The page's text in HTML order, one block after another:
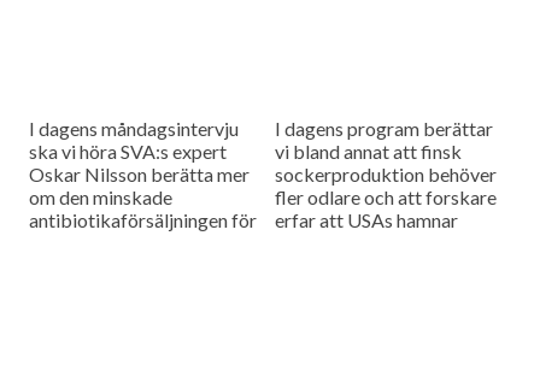
I dagens måndagsintervju
ska vi höra SVA:s expert
Oskar Nilsson berätta mer
om den minskade
antibiotikaförsäljningen för
I dagens program berättar
vi bland annat att finsk
sockerproduktion behöver
fler odlare och att forskare
erfar att USAs hamnar